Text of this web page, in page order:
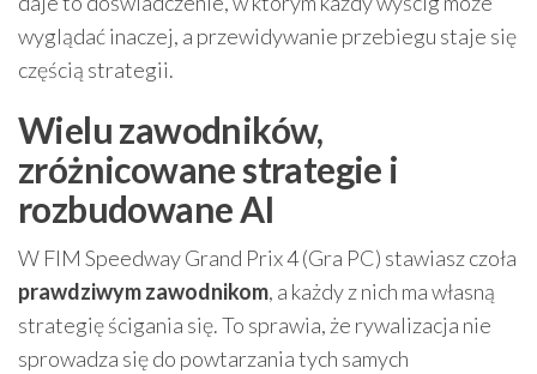
wyglądać inaczej, a przewidywanie przebiegu staje się
częścią strategii.
Wielu zawodników,
zróżnicowane strategie i
rozbudowane AI
W FIM Speedway Grand Prix 4 (Gra PC) stawiasz czoła
prawdziwym zawodnikom, a każdy z nich ma własną
strategię ścigania się. To sprawia, że rywalizacja nie
sprowadza się do powtarzania tych samych